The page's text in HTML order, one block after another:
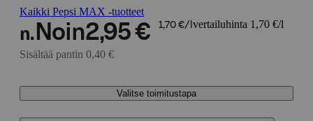
Kaikki Pepsi MAX -tuotteet
n. Noin2,95 € 1,70 €/l vertailuhinta 1,70 €/l
Sisältää pantin 0,40 €
Valitse toimitustapa